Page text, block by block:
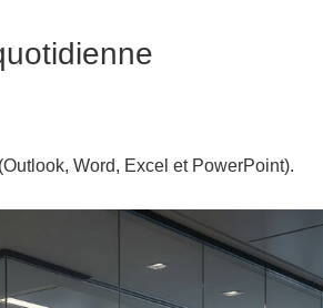
Word, Excel et PowerPoint).